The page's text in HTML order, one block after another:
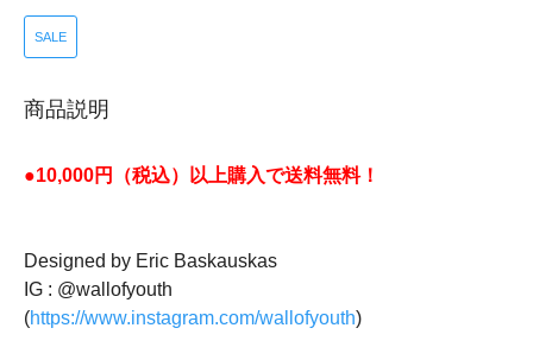
SALE
商品説明
●10,000円（税込）以上購入で送料無料！
Designed by Eric Baskauskas
IG : @wallofyouth
(https://www.instagram.com/wallofyouth)